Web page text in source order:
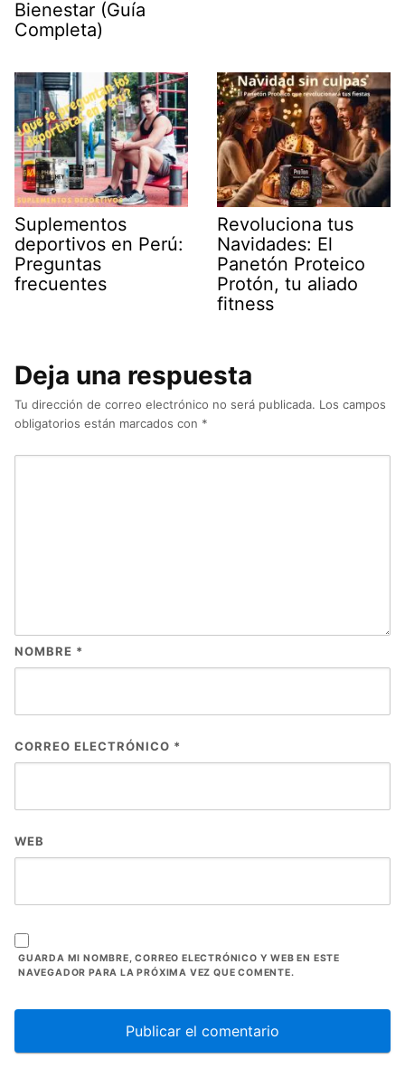
Bienestar (Guía
Completa)
Suplementos
deportivos en Perú:
Preguntas
frecuentes
Revoluciona tus
Navidades: El
Panetón Proteico
Protón, tu aliado
fitness
Deja una respuesta
Tu dirección de correo electrónico no será publicada. Los campos
obligatorios están marcados con *
NOMBRE *
CORREO ELECTRÓNICO *
WEB
GUARDA MI NOMBRE, CORREO ELECTRÓNICO Y WEB EN ESTE
NAVEGADOR PARA LA PRÓXIMA VEZ QUE COMENTE.